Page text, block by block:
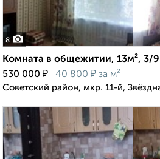
8
Комната в общежитии, 13м², 3/
530 000 ₽ 40 800 ₽ за м²
Советский район, мкр. 11-й,